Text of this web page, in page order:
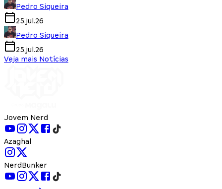
Pedro Siqueira
25.jul.26
Pedro Siqueira
25.jul.26
Veja mais Notícias
Jovem Nerd
Azaghal
NerdBunker